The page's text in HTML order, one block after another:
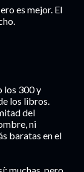
es mejor. El
los 300 y
los libros.
del
ni
baratas en el